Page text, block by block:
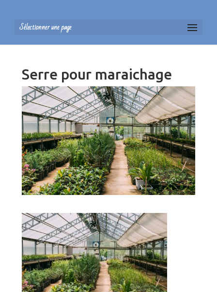
Sélectionner une page
Serre pour maraichage